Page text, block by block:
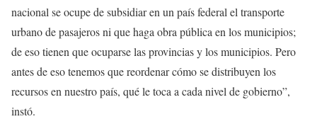
nacional se ocupe de subsidiar en un paísfederal el transporte
urbano de pasajeros ni que haga obra pública en los municipios;
deesotienen que ocuparse las provincias y los municipios. Pero
antes de eso tenemos que reordenar cómo se distribuyen los
recursos en nuestro país, qué le toca a cada nivel de gobierno”,
instó.